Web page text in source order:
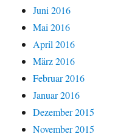
Juni 2016
Mai 2016
April 2016
März 2016
Februar 2016
Januar 2016
Dezember 2015
November 2015